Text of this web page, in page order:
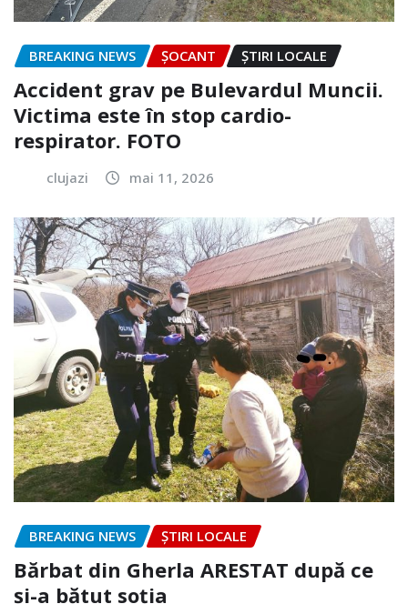
BREAKING NEWS ȘOCANT ȘTIRI LOCALE
Accident grav pe Bulevardul Muncii.
Victima este în stop cardio-
respirator. FOTO
clujazi mai 11, 2026
BREAKING NEWS ȘTIRI LOCALE
Bărbat din Gherla ARESTAT după ce
și-a bătut soția